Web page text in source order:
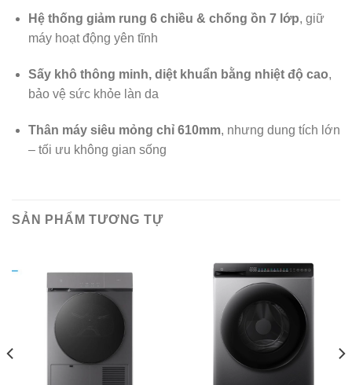
Hệ thống giảm rung 6 chiều & chống ồn 7 lớp, giữ
máy hoạt động yên tĩnh
Sấy khô thông minh, diệt khuẩn bằng nhiệt độ cao,
bảo vệ sức khỏe làn da
Thân máy siêu mỏng chỉ 610mm, nhưng dung tích lớn
– tối ưu không gian sống
SẢN PHẨM TƯƠNG TỰ